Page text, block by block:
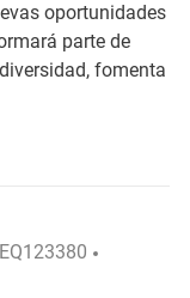
oportunidades
parte de
fomenta